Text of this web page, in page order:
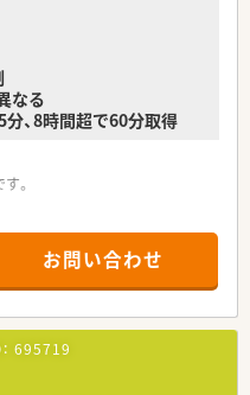
圏にてドミナント展開を強化
ーンです。
調剤薬局の併設店を標準型店舗
えた店舗展開を図って参りま
。
ップクラスの満足度を誇ってお
場づくりを目指しています。
域支援・社会貢献活動も活発に
る企業で働きたい方
キルアップもしていきたい方
ある企業をお探しの方
い合わせ下さい。
なる
、8時間超で60分取得
。
在籍しています。
です。
ルアップできます。
お問い合わせ
695719